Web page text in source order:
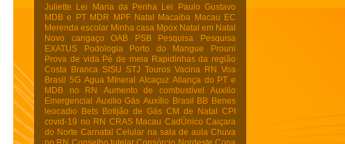
Juliette
Lei Maria da Penha
Lei Paulo Gustavo
MDB e PT MDR MPF Natal Macaiba
Macau EC
Merenda escolar Minha casa Mpox Natal em Natal
Novo cangaço
OAB PSB Pesquisa
Pesquisa
EXATUS
Podologia Porto do Mangue
Prouni
Prova de vida Pé de meia Rapidinhas da região
Costa Branca
SISU STJ Touros Vacina RN Voa
Brasil 5G Agua MIneral Alcaçuz Aliança do PT e
MDB no RN
Aumento de combustível
Auxilio
Emergencial Auxilio Gás Auxílio Brasil BB Benes
leocadio
Bets Botijão de Gás CM de Natal CPI
covid-19 no RN CRAS Macau CadÚnico Caiçara
do Norte Carnatal Celular na sala de aula Chuva